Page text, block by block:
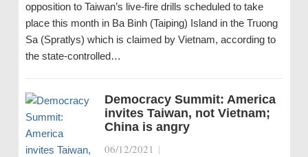
opposition to Taiwan’s live-fire drills scheduled to take
place this month in Ba Binh (Taiping) Island in the Truong
Sa (Spratlys) which is claimed by Vietnam, according to
the state-controlled…
Democracy Summit: America
invites Taiwan, not Vietnam;
China is angry
06/12/2021 |